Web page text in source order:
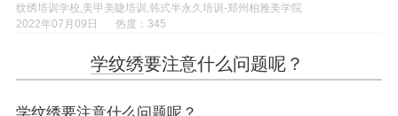
纹绣培训学校,美甲美睫培训,韩式半永久培训-郑州柏雅美学院
2022年07月09日
热度：345
学纹绣要注意什么问题呢？
学纹绣要注意什么问题呢？